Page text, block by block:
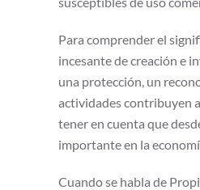
Para comprender el
incesante de creación e
una protección, un
actividades contribuyen
tener en cuenta que
importante en la
Cuando se habla de